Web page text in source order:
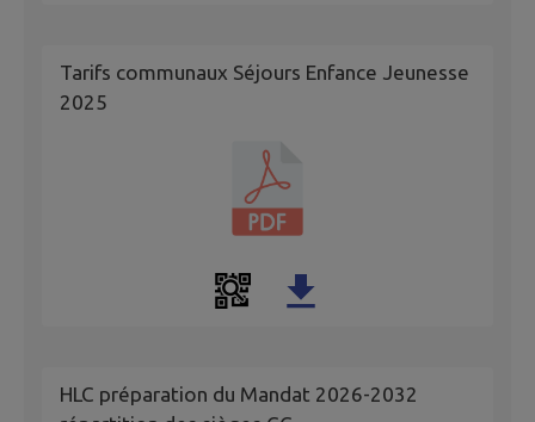
Tarifs communaux Séjours Enfance Jeunesse
2025
HLC préparation du Mandat 2026-2032